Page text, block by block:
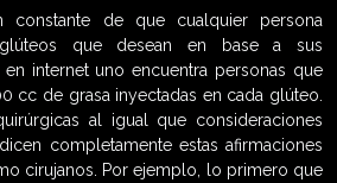
constante de que cualquier persona
que desean en base a sus
en internet uno encuentra personas que
cc de grasa inyectadas en cada glúteo.
al igual que consideraciones
completamente estas afirmaciones
cirujanos. Por ejemplo, lo primero que